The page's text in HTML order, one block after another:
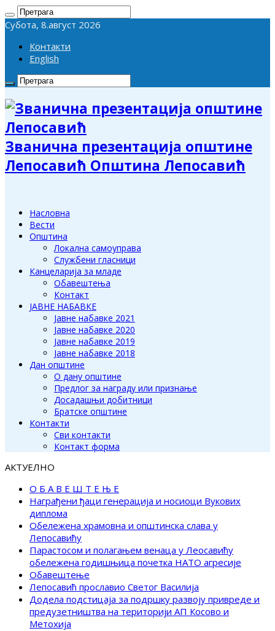
Субота, 8.август 2026
Контакти
English
Званична презентација општине
Лепосавић Општина Лепосавић
Насловна
Вести
Општина
Локална самоуправа
Службени гласници
Канцеларија за младе
Обавештења
Контакт
ЈАВНЕ НАБАВКЕ
Јавне набавке 2021
Јавне набавке 2020
Јавне набавке 2019
Јавне набавке 2018
Дан општине
О дану општине
Предлог за награду или признање
Досадашњи добитници
Братске општине
Контакти
Сви контакти
Контакт форма
АКТУЕЛНО
О Б А В Е Ш Т Е Њ Е
Награђени ђаци генерација и носиоци Вукових
диплома
Обележена храмовна и општинска слава у
Лепосавићу
Парастосом и полагањем венаца у Леосавићу
обележена годишњица почетка НАТО агресије
Обавештење
Лепосавић прославио Светог Василија
Додела подстицаја за подршку развоју привреде и
предузетништва на територији АП Косово и
Метохија